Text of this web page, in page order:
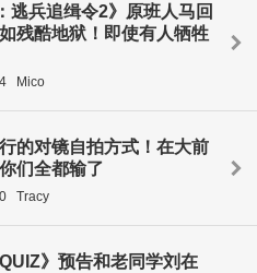
逃兵追缉令2》原班人马回
残酷地狱！即使有人牺牲
Mico
的对镜自拍方式！在大前
们全都输了
Tracy
》预告和老同学刘在